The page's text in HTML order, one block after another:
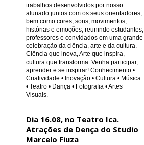
trabalhos desenvolvidos por nosso
alunado juntos com os seus orientadores,
bem como cores, sons, movimentos,
histórias e emoções, reunindo estudantes,
professores e convidados em uma grande
celebração da ciência, arte e da cultura.
Ciência que inova, Arte que inspira,
cultura que transforma. Venha participar,
aprender e se inspirar! Conhecimento •
Criatividade • Inovação • Cultura • Música
• Teatro • Dança • Fotografia • Artes
Visuais.
Dia 16.08, no Teatro Ica.
Atrações de Dença do Studio
Marcelo Fiuza